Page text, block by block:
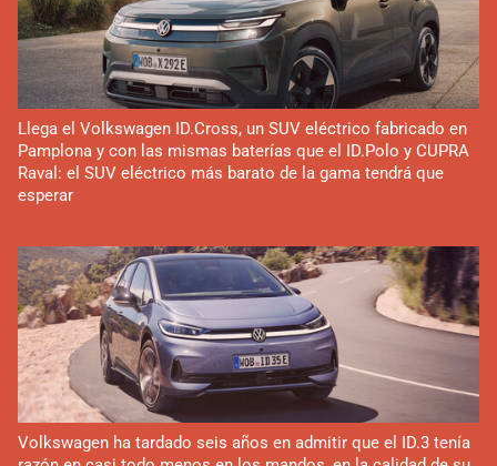
Llega el Volkswagen ID.Cross, un SUV eléctrico fabricado en
Pamplona y con las mismas baterías que el ID.Polo y CUPRA
Raval: el SUV eléctrico más barato de la gama tendrá que
esperar
Volkswagen ha tardado seis años en admitir que el ID.3 tenía